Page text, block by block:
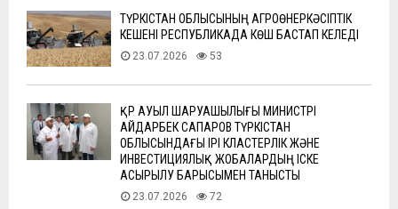
ТҮРКІСТАН ОБЛЫСЫНЫҢ АГРОӨНЕРКӘСІПТІК
КЕШЕНІ РЕСПУБЛИКАДА КӨШ БАСТАП КЕЛЕДІ
23.07.2026 53
ҚР АУЫЛ ШАРУАШЫЛЫҒЫ МИНИСТРІ
АЙДАРБЕК САПАРОВ ТҮРКІСТАН
ОБЛЫСЫНДАҒЫ ІРІ КЛАСТЕРЛІК ЖӘНЕ
ИНВЕСТИЦИЯЛЫҚ ЖОБАЛАРДЫҢ ІСКЕ
АСЫРЫЛУ БАРЫСЫМЕН ТАНЫСТЫ
23.07.2026 72